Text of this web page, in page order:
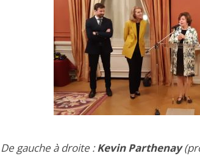
De gauche à droite :Kevin Parthenay